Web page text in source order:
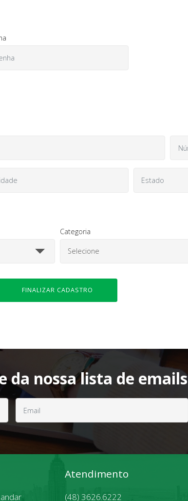
Categoria
Selecione
FINALIZAR CADASTRO
da nossa lista de emails
Atendimento
(48) 3626.6222